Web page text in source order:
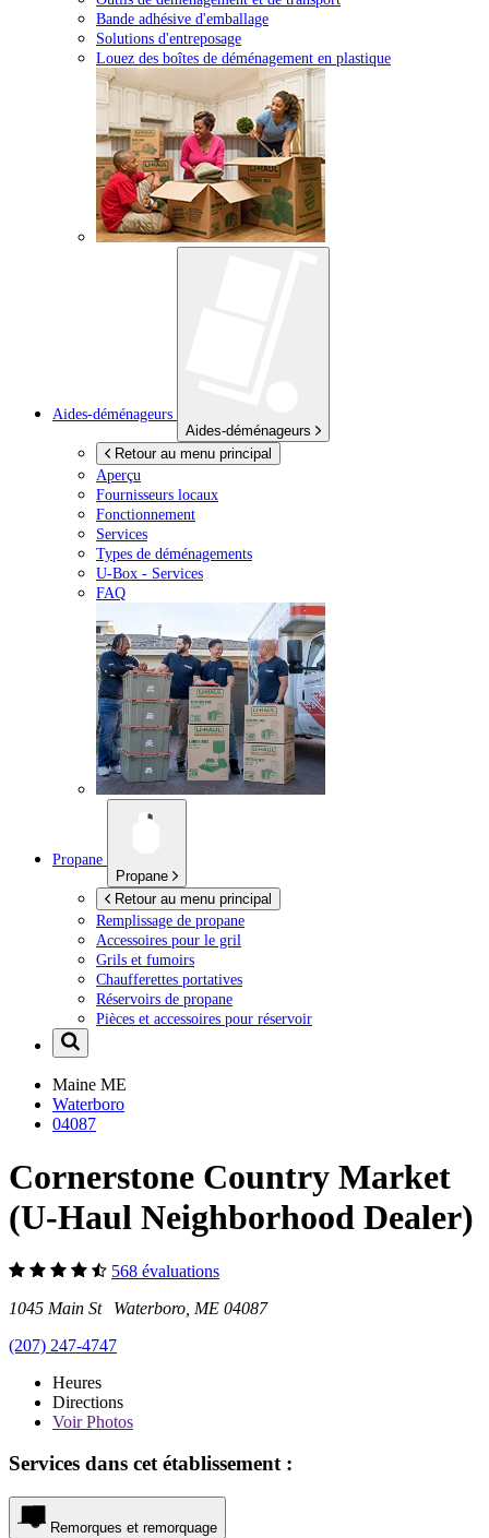
Bande adhésive d'emballage
Solutions d'entreposage
Louez des boîtes de déménagement en plastique
Aides-déménageurs
Aides-déménageurs
Retour au menu principal
Aperçu
Fournisseurs locaux
Fonctionnement
Services
Types de déménagements
U-Box - Services
FAQ
Propane
Propane
Retour au menu principal
Remplissage de propane
Accessoires pour le gril
Grils et fumoirs
Chaufferettes portatives
Réservoirs de propane
Pièces et accessoires pour réservoir
Maine ME
Waterboro
04087
Cornerstone Country Market
(U-Haul Neighborhood Dealer)
568 évaluations
1045 Main St Waterboro, ME 04087
(207) 247-4747
Heures
Directions
VoirPhotos
Services dans cet établissement :
Remorques et remorquage